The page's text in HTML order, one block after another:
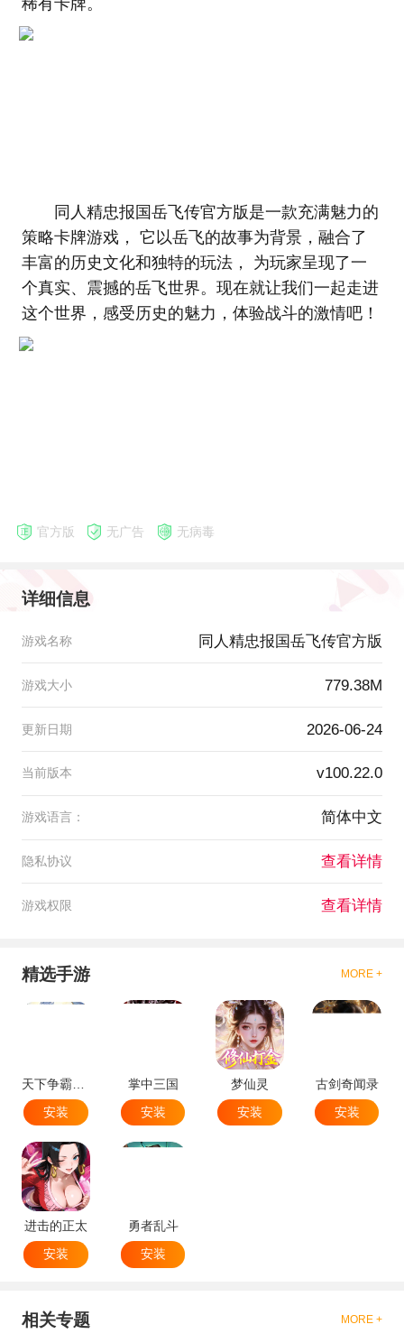
同人精忠报国岳飞传官方版是一款充满魅力的
策略卡牌游戏， 它以岳飞的故事为背景，融合了
丰富的历史文化和独特的玩法， 为玩家呈现了一
个真实、震撼的岳飞世界。现在就让我们一起走进
这个世界，感受历史的魅力，体验战斗的激情吧！
官方版 无广告 无病毒
详细信息
游戏名称 同人精忠报国岳飞传官方版
游戏大小 779.38M
更新日期 2026-06-24
当前版本 v100.22.0
游戏语言： 简体中文
隐私协议 查看详情
游戏权限 查看详情
精选手游 MORE +
天下争霸三国志
安装
掌中三国
安装
梦仙灵
安装
古剑奇闻录
安装
进击的正太
安装
勇者乱斗
安装
相关专题 MORE +